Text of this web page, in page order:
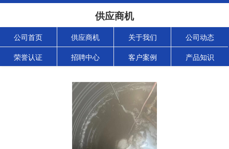
供应商机
公司首页 供应商机 关于我们 公司动态
荣誉认证 招聘中心 客户案例 产品知识